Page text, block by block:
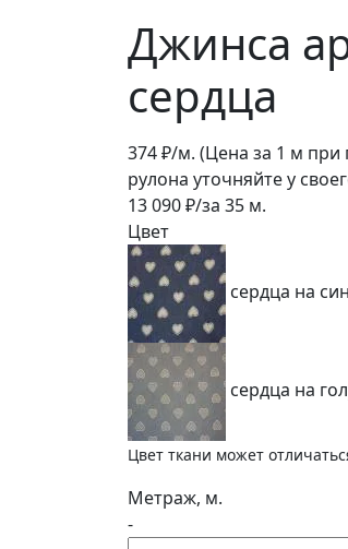
Джинса
сердца
374₽/м. (Цена за 1 м при
рулона уточняйте у
13 090₽/за 35 м.
Цвет
сердца на
сердца на
Цвет ткани может
Метраж, м.
-